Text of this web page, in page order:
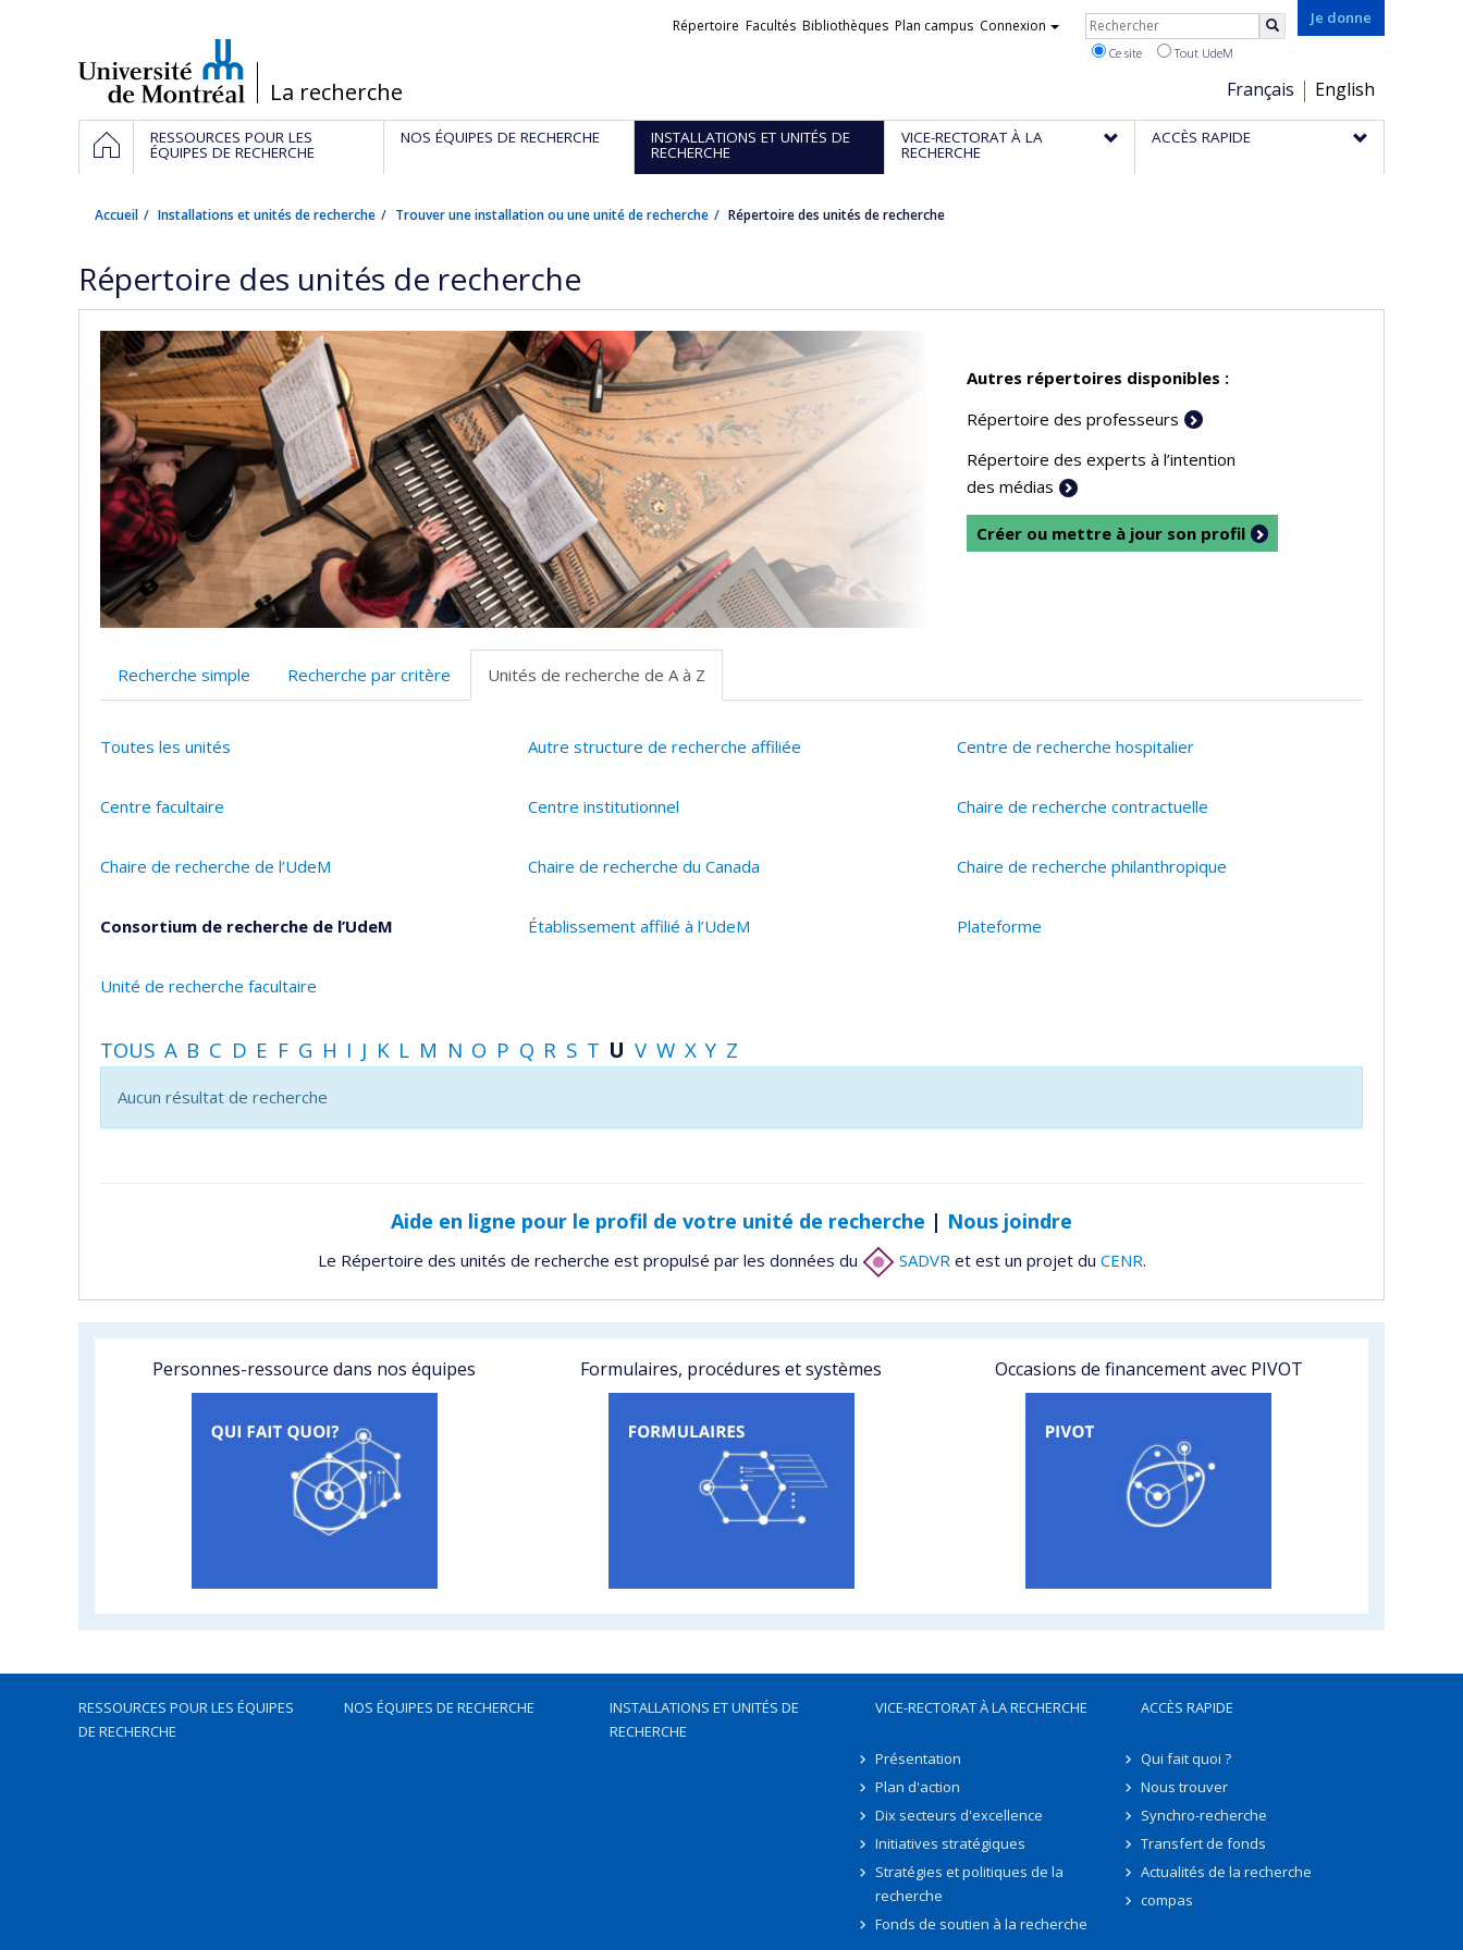
/La recherche
Je donne
Choix
de
la
Français English
Liens
Répertoire Facultés Bibliothèques Plan campus Connexion Rechercher
Ce site Tout UdeM
Navigation
principale
ACCUEILRESSOURCES POUR LES
ÉQUIPES DE RECHERCHE
NOS ÉQUIPES DE RECHERCHE INSTALLATIONS ET UNITÉS DE
RECHERCHE
VICE-RECTORAT À LA
RECHERCHE
ACCÈS RAPIDE
Accueil Installations et unités de recherche Trouver une installation ou une unité de recherche Répertoire des unités de recherche
Répertoire des unités de recherche
Autres répertoires disponibles :
Répertoire des professeurs
Répertoire des experts à l’intention
des médias
Créer ou mettre à jour son profil
Recherche simple Recherche par critère Unités de recherche de A à Z
Toutes les unités Autre structure de recherche affiliée Centre de recherche hospitalier
Centre facultaire Centre institutionnel Chaire de recherche contractuelle
Chaire de recherche de l’UdeM Chaire de recherche du Canada Chaire de recherche philanthropique
Consortium de recherche de l’UdeM Établissement affilié à l’UdeM Plateforme
Unité de recherche facultaire
TOUS A B C D E F G H I J K L M N O P Q R S T U V W X Y Z
Aucun résultat de recherche
Aide en ligne pour le profil de votre unité de recherche | Nous joindre
Le Répertoire des unités de recherche est propulsé par les données du SADVR et est un projet du CENR.
Personnes-ressource dans nos équipes Formulaires, procédures et systèmes Occasions de financement avec PIVOT
RESSOURCES POUR LES ÉQUIPES
DE RECHERCHE
NOS ÉQUIPES DE RECHERCHE
INSTALLATIONS ET UNITÉS DE
RECHERCHE
VICE-RECTORAT À LA RECHERCHE
Présentation
Plan d'action
Dix secteurs d'excellence
Initiatives stratégiques
Stratégies et politiques de la
recherche
Fonds de soutien à la recherche
ACCÈS RAPIDE
Qui fait quoi ?
Nous trouver
Synchro-recherche
Transfert de fonds
Actualités de la recherche
compas